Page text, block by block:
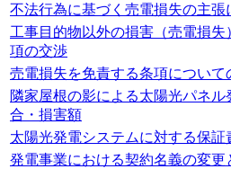
不法行為に基づく売電損失の主張
工事目的物以外の損害（売電損
項の交渉
売電損失を免責する条項について
隣家屋根の影による太陽光パネ
合・損害額
太陽光発電システムに対する保証
発電事業における契約名義の変